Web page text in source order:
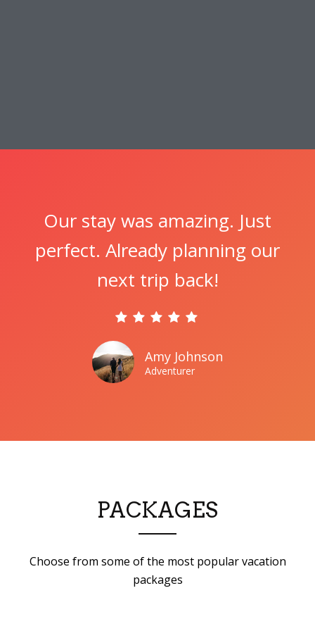
Our stay was amazing. Just
perfect. Already planning our
next trip back!
Amy Johnson
Adventurer
PACKAGES
Choose from some of the most popular vacation
packages